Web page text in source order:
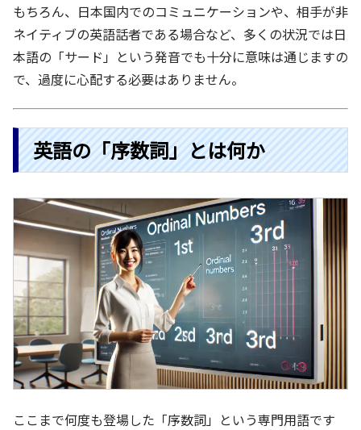
もちろん、日本国内でのコミュニケーションや、相手が非
ネイティブの英語話者である場合など、多くの状況では日
本語の「サード」という発音でも十分に意味は通じますの
で、過度に心配する必要はありません。
英語の「序数詞」とは何か
ここまで何度も登場した「序数詞」という専門用語です